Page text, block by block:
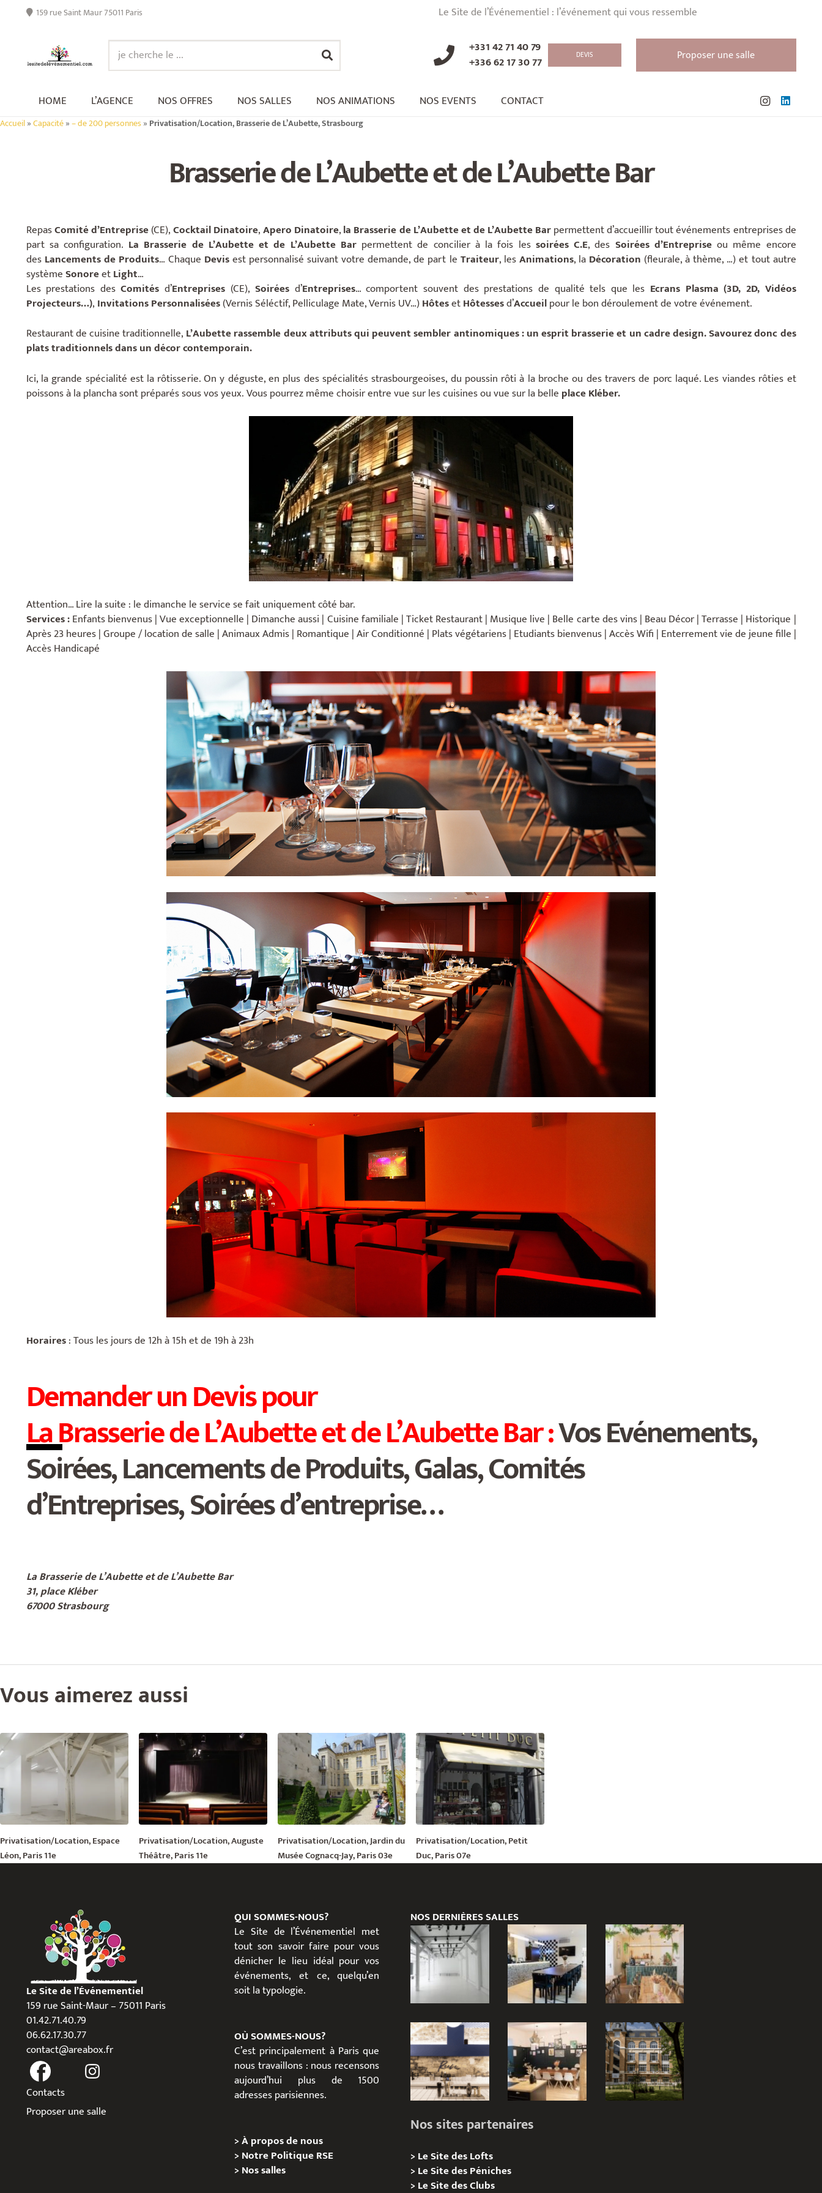
159 rue Saint Maur 75011 Paris Le Site de l’Événementiel : l’événement qui vous ressemble
+331 42 71 40 79
+336 62 17 30 77
DEVIS Proposer une salle
HOME L’AGENCE NOS OFFRES NOS SALLES NOS ANIMATIONS NOS EVENTS CONTACT
Accueil»Capacité»– de 200 personnes » Privatisation/Location, Brasserie de L’Aubette, Strasbourg
Brasserie de L’Aubette et de L’Aubette Bar
RepasComité d’Entreprise(CE),Cocktail Dinatoire,Apero Dinatoire,la Brasserie de L’Aubette et de L’Aubette Barpermettent d’accueillir tout événements entreprises de
part sa configuration. La Brasserie de L’Aubette et de L’Aubette Barpermettent de concilier à la fois lessoirées C.E, des Soirées d’Entrepriseou même encore
des Lancements de Produits… Chaque Devisest personnalisé suivant votre demande, de part le Traiteur, lesAnimations, la Décoration(fleurale, à thème, …) et tout autre
systèmeSonoreetLight…
Les prestations desComités d’Entreprises (CE),Soirées d’Entreprises… comportent souvent des prestations de qualité tels que les Ecrans Plasma (3D, 2D, Vidéos
Projecteurs…), Invitations Personnalisées(Vernis Séléctif, Pelliculage Mate, Vernis UV…)HôtesetHôtessesd’Accueilpour le bon déroulement de votre événement.
Restaurant de cuisine traditionnelle, L’Aubette rassemble deux attributs qui peuvent sembler antinomiques : un esprit brasserie et un cadre design. Savourez donc des
plats traditionnels dans un décor contemporain.
Ici, la grande spécialité est la rôtisserie. On y déguste, en plus des spécialités strasbourgeoises, du poussin rôti à la broche ou des travers de porc laqué. Les viandes rôties et
poissons à la plancha sont préparés sous vos yeux. Vous pourrez même choisir entre vue sur les cuisines ou vue sur la belle place Kléber.
Attention… Lire la suite : le dimanche le service se fait uniquement côté bar.
Services :Enfants bienvenus | Vue exceptionnelle | Dimanche aussi | Cuisine familiale | Ticket Restaurant | Musique live | Belle carte des vins | Beau Décor | Terrasse | Historique |
Après 23 heures | Groupe / location de salle | Animaux Admis | Romantique | Air Conditionné | Plats végétariens | Etudiants bienvenus | Accès Wifi | Enterrement vie de jeune fille |
Accès Handicapé
Horaires: Tous les jours de 12h à 15h et de 19h à 23h
Demander un Devispour
La Brasserie de L’Aubette et de L’Aubette Bar:Vos Evénements,
Soirées, Lancements de Produits, Galas, Comités
d’Entreprises, Soirées d’entreprise…
La Brasserie de L’Aubette et de L’Aubette Bar
31, place Kléber
67000 Strasbourg
Vous aimerez aussi
Privatisation/Location, Espace
Léon, Paris 11e
Privatisation/Location, Auguste
Théâtre, Paris 11e
Privatisation/Location, Jardin du
Musée Cognacq-Jay, Paris 03e
Privatisation/Location, Petit
Duc, Paris 07e
Le Site de l’Événementiel
159 rue Saint-Maur – 75011 Paris
01.42.71.40.79
06.62.17.30.77
contact@areabox.fr
Contacts
Proposer une salle
QUI SOMMES-NOUS?
Le Site de l’Événementiel met
tout son savoir faire pour vous
dénicher le lieu idéal pour vos
événements, et ce, quelqu’en
soit la typologie.
OÙ SOMMES-NOUS?
C’est principalement à Paris que
nous travaillons : nous recensons
aujourd’hui plus de 1500
adresses parisiennes.
>À propos de nous
>Notre Politique RSE
>Nos salles
NOS DERNIÈRES SALLES
Nos sites partenaires
>Le Site des Lofts
>Le Site des Péniches
>Le Site des Clubs